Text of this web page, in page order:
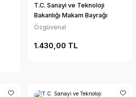
T.C. Sanayi ve Teknoloji
Bakanlığı Makam Bayrağı
Özgüvenal
1.430,00 TL